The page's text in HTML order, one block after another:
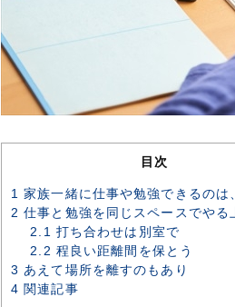
目次
1 家族一緒に仕事や勉強できるのは
2 仕事と勉強を同じスペースでやる
2.1 打ち合わせは別室で
2.2 程良い距離間を保とう
3 あえて場所を離すのもあり
4 関連記事